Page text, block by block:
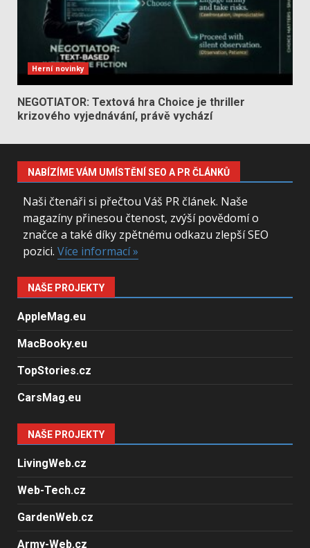
Herní novinky
NEGOTIATOR: Textová hra Choice je thriller
krizového vyjednávání, právě vychází
NABÍZÍME VÁM UMÍSTĚNÍ SEO A PR ČLÁNKŮ
Naši čtenáři si přečtou Váš PR článek. Naše
magazíny přinesou čtenost, zvýší povědomí o
značce a také díky zpětnému odkazu zlepší SEO
pozici. Více informací »
NAŠE PROJEKTY
AppleMag.eu
MacBooky.eu
TopStories.cz
CarsMag.eu
NAŠE PROJEKTY
LivingWeb.cz
Web-Tech.cz
GardenWeb.cz
Army-Web.cz